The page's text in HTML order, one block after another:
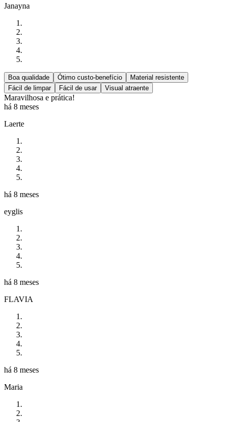
Janayna
Boa qualidade Ótimo custo-benefício
Material resistente
Fácil de limpar
Fácil de usar Visual atraente
Maravilhosa e prática!
há 8 meses
Laerte
há 8 meses
eyglis
há 8 meses
FLAVIA
há 8 meses
Maria